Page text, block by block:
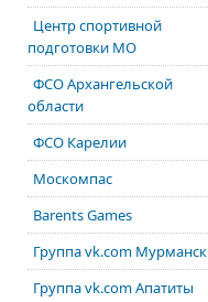
Центр спортивной
подготовки МО
ФСО Архангельской
области
ФСО Карелии
Москомпас
Barents Games
Группа vk.com Мурманск
Группа vk.com Апатиты